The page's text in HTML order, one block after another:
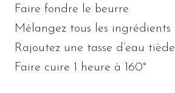
Faire fondre le beurre
Mélangez tous les ingrédients
Rajoutez une tasse d’eau tiède
Faire cuire 1 heure à 160°